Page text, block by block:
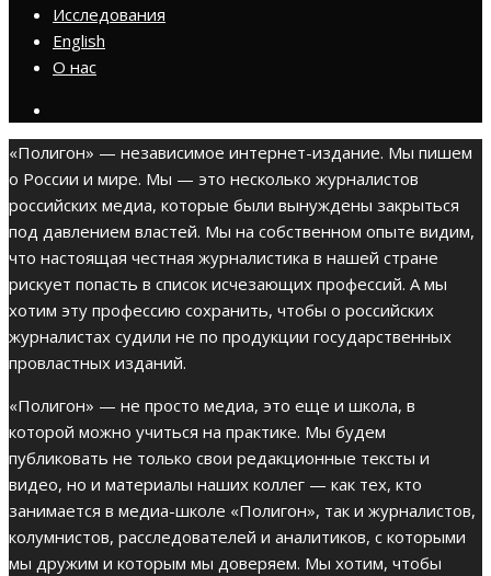
Исследования
English
О нас
«Полигон» — независимое интернет-издание. Мы пишем
о России и мире. Мы — это несколько журналистов
российских медиа, которые были вынуждены закрыться
под давлением властей. Мы на собственном опыте видим,
что настоящая честная журналистика в нашей стране
рискует попасть в список исчезающих профессий. А мы
хотим эту профессию сохранить, чтобы о российских
журналистах судили не по продукции государственных
провластных изданий.
«Полигон» — не просто медиа, это еще и школа, в
которой можно учиться на практике. Мы будем
публиковать не только свои редакционные тексты и
видео, но и материалы наших коллег — как тех, кто
занимается в медиа-школе «Полигон», так и журналистов,
колумнистов, расследователей и аналитиков, с которыми
мы дружим и которым мы доверяем. Мы хотим, чтобы